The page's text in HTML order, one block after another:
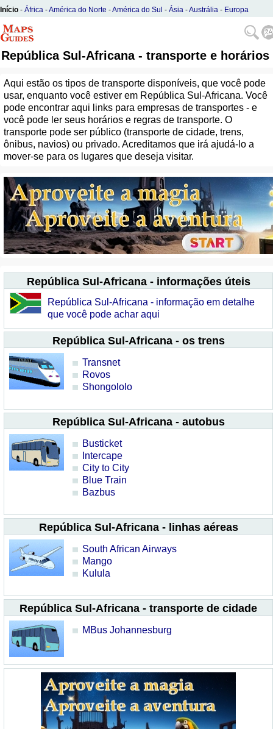
Início - África -América do Norte -América do Sul - Ásia -Austrália - Europa
República Sul-Africana - transporte e horários
Aqui estão os tipos de transporte disponíveis, que você pode
usar, enquanto você estiver em República Sul-Africana. Você
pode encontrar aqui links para empresas de transportes - e
você pode ler seus horários e regras de transporte. O
transporte pode ser público (transporte de cidade, trens,
ônibus, navios) ou privado. Acreditamos que irá ajudá-lo a
mover-se para os lugares que deseja visitar.
República Sul-Africana - informações úteis
República Sul-Africana - informação em detalhe
que você pode achar aqui
República Sul-Africana - os trens
Transnet
Rovos
Shongololo
República Sul-Africana - autobus
Busticket
Intercape
City to City
Blue Train
Bazbus
República Sul-Africana - linhas aéreas
South African Airways
Mango
Kulula
República Sul-Africana - transporte de cidade
MBus Johannesburg